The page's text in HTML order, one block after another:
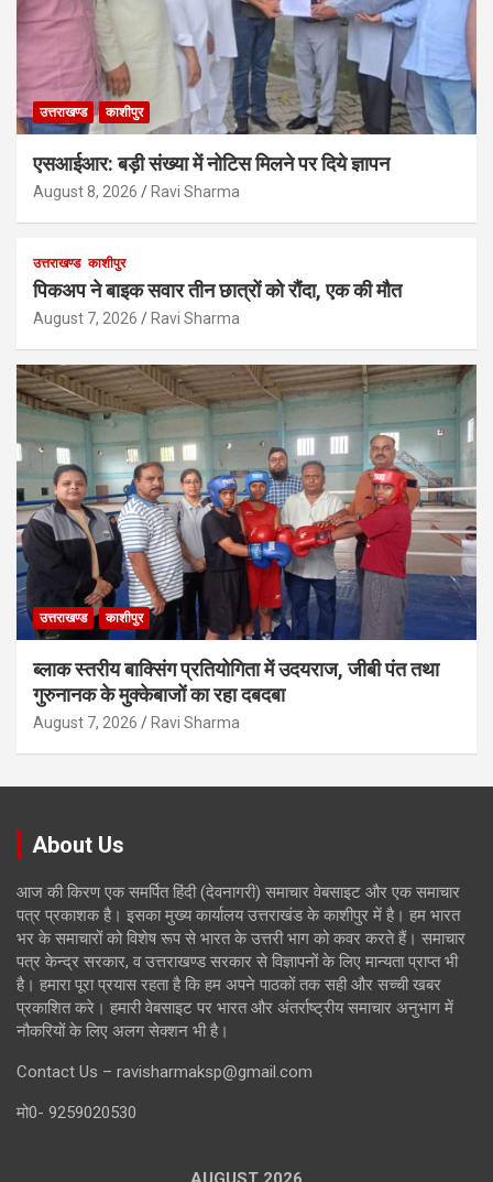
उत्तराखण्ड काशीपुर
एसआईआर: बड़ी संख्या में नोटिस मिलने पर दिये ज्ञापन
August 8, 2026 Ravi Sharma
उत्तराखण्ड काशीपुर
पिकअप ने बाइक सवार तीन छात्रों को रौंदा, एक की मौत
August 7, 2026 Ravi Sharma
उत्तराखण्ड काशीपुर
ब्लाक स्तरीय बाक्सिंग प्रतियोगिता में उदयराज, जीबी पंत तथा
गुरुनानक के मुक्केबाजों का रहा दबदबा
August 7, 2026 Ravi Sharma
About Us
आज की किरण एक समर्पित हिंदी (देवनागरी) समाचार वेबसाइट और एक समाचार
पत्र प्रकाशक है। इसका मुख्य कार्यालय उत्तराखंड के काशीपुर में है। हम भारत
भर के समाचारों को विशेष रूप से भारत के उत्तरी भाग को कवर करते हैं। समाचार
पत्र केन्द्र सरकार, व उत्तराखण्ड सरकार से विज्ञापनों के लिए मान्यता प्राप्त भी
है। हमारा पूरा प्रयास रहता है कि हम अपने पाठकों तक सही और सच्ची खबर
प्रकाशित करे। हमारी वेबसाइट पर भारत और अंतर्राष्ट्रीय समाचार अनुभाग में
नौकरियों के लिए अलग सेक्शन भी है।
Contact Us – ravisharmaksp@gmail.com
मो0- 9259020530